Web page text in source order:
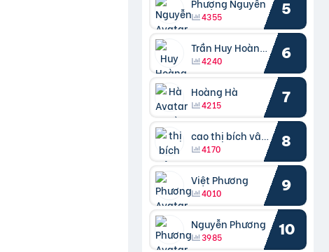
4355 5
Trần Huy Hoàng Bắc
4240 6
Hoàng Hà
4215 7
cao thị bích vâng kiều
4170 8
Việt Phương
4010 9
Nguyễn Phương
3985 10